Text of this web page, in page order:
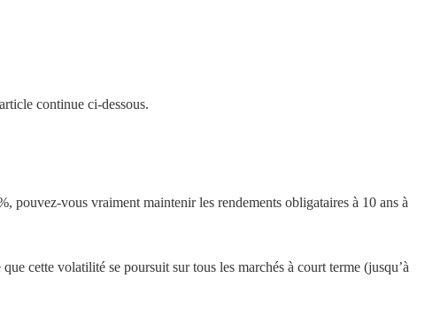
continue ci-dessous.
pouvez-vous vraiment maintenir les rendements obligataires à 10 ans à
cette volatilité se poursuit sur tous les marchés à court terme (jusqu’à